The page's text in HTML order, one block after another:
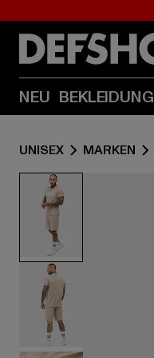
NEU BEKLEIDUNG
UNISEX MARKEN